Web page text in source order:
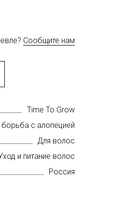
Сообщите нам
Time To Grow
с алопецией
Для волос
и питание волос
Россия